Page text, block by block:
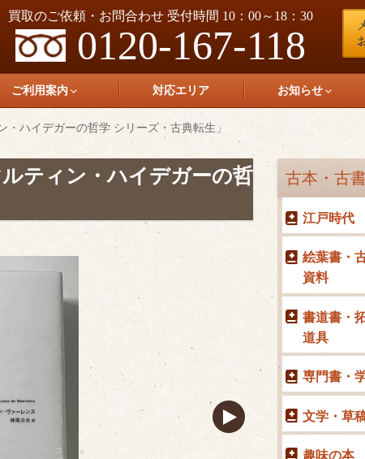
買取のご依頼・お問合わせ 受付時間 10：00～18：30
0120-167-118
ご利用案内 対応エリア お知らせ
ハイデガーの哲学 シリーズ・古典転生」
ティン・ハイデガーの哲
古本・古
江戸時代
絵葉書・
資料
書道書・
道具
専門書・
文学・草
趣味の本